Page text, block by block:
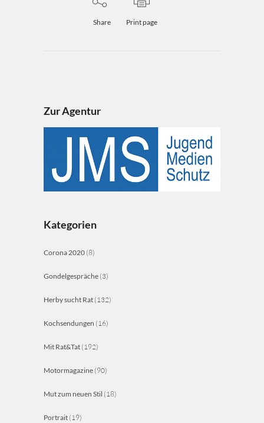
Share Print page
Zur Agentur
Kategorien
Corona 2020 (8)
Gondelgespräche (3)
Herby sucht Rat (132)
Kochsendungen (16)
Mit Rat&Tat (192)
Motormagazine (90)
Mut zum neuen Stil (18)
Portrait (19)